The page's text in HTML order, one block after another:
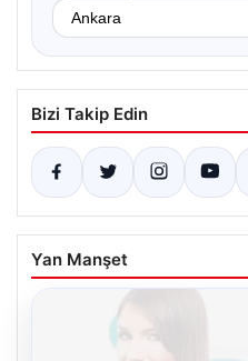
Bizi Takip Edin
Yan Manşet